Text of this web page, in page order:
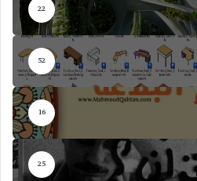
22
52
16
25